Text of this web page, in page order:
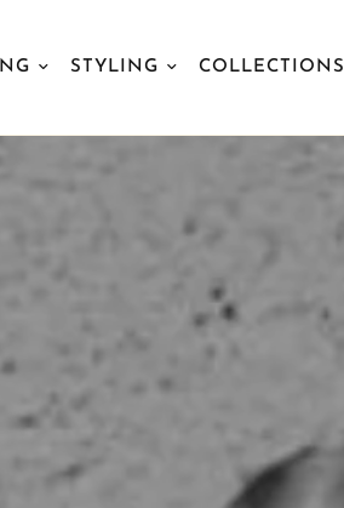
STYLING COLLECTIONS